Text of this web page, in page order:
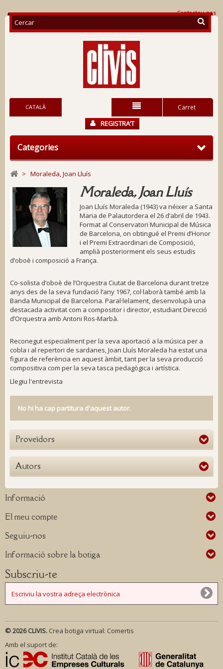
Contacteu-nos
Carret
CATALÀ
REGISTRA’T
Categories
> Moraleda, Joan Lluís
Moraleda, Joan Lluís
Joan Lluís Moraleda (1943) va néixer a Santa
Maria de Palautordera el 26 d’abril de 1943.
Format al Conservatori Municipal de Música
de Barcelona, on obtingué el Premi d’Honor
i el Premi Extraordinari de Composició,
amplià posteriorment els seus estudis
d’oboè i composició a França.
Co-solista d’oboè de l’Orquestra Ciutat de Barcelona durant tretze
anys des de la seva fundació l’any 1967, col·laborà també amb la
Banda Municipal de Barcelona. Paral·lelament, desenvolupà una
destacada activitat com a compositor i director, estudiant Direcció
d’Orquestra amb Antoni Ros-Marbà.
Reconegut especialment per la seva aportació a la música per a
cobla i al repertori de sardanes, Joan Lluís Moraleda ha estat una
figura de referència en aquest àmbit, tant per la seva producció
compositiva com per la seva tasca pedagògica i artística.
Llegiu l'entrevista
No hi ha cap partitura d'aquest autor.
Proveïdors
Autors
Informació
El meu compte
Seguiu-nos
Informació sobre la botiga
Subscriu-te
© 2026 CLIVIS. Crea botiga virtual: Comertis
Amb el suport de: